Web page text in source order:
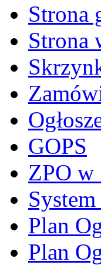
Strona
Strona
GOPS
ZPO w
Plan
Plan